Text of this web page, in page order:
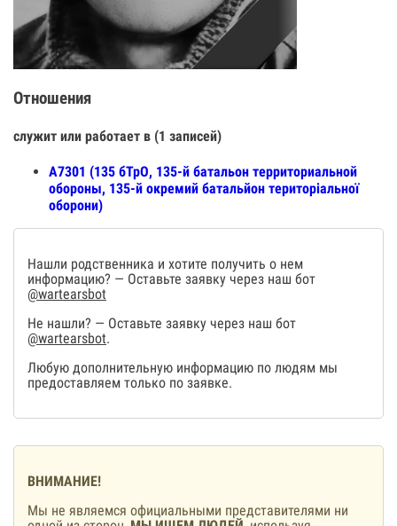
Отношения
служит или работает в (1 записей)
А7301 (135 бТрО, 135-й батальон территориальной
обороны, 135-й окремий батальйон територіальної
оборони)
Нашли родственника и хотите получить о нем
информацию? — Оставьте заявку через наш бот
@wartearsbot
Не нашли? — Оставьте заявку через наш бот
@wartearsbot.
Любую дополнительную информацию по людям мы
предоставляем только по заявке.
ВНИМАНИЕ!
Мы не являемся официальными представителями ни